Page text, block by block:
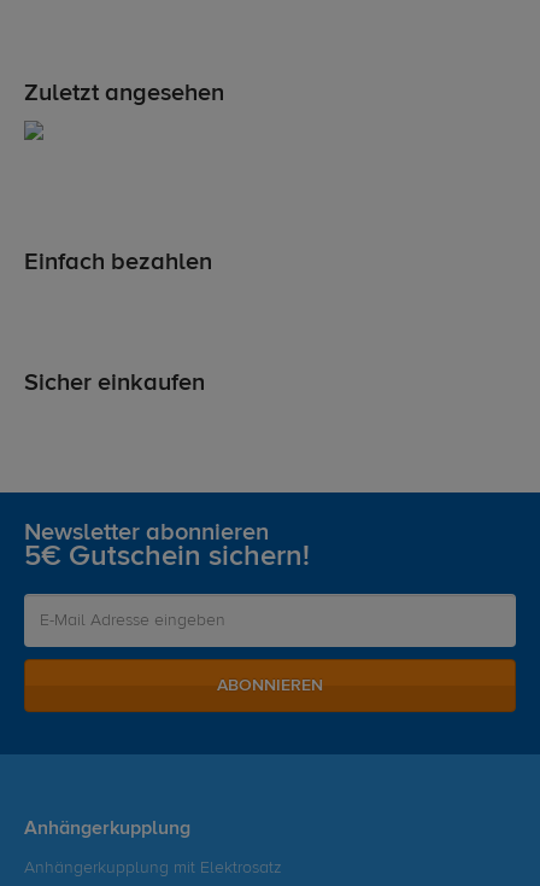
Zuletzt angesehen
Einfach bezahlen
Sicher einkaufen
Newsletter abonnieren
5€ Gutschein sichern!
ABONNIEREN
Anhängerkupplung
Anhängerkupplung mit Elektrosatz